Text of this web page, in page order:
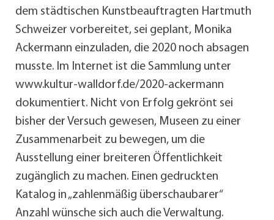
dem städtischen Kunstbeauftragten Hartmuth
Schweizer vorbereitet, sei geplant, Monika
Ackermann einzuladen, die 2020 noch absagen
musste. Im Internet ist die Sammlung unter
www.kultur-walldorf.de/2020-ackermann
dokumentiert. Nicht von Erfolg gekrönt sei
bisher der Versuch gewesen, Museen zu einer
Zusammenarbeit zu bewegen, um die
Ausstellung einer breiteren Öffentlichkeit
zugänglich zu machen. Einen gedruckten
Katalog in „zahlenmäßig überschaubarer“
Anzahl wünsche sich auch die Verwaltung.